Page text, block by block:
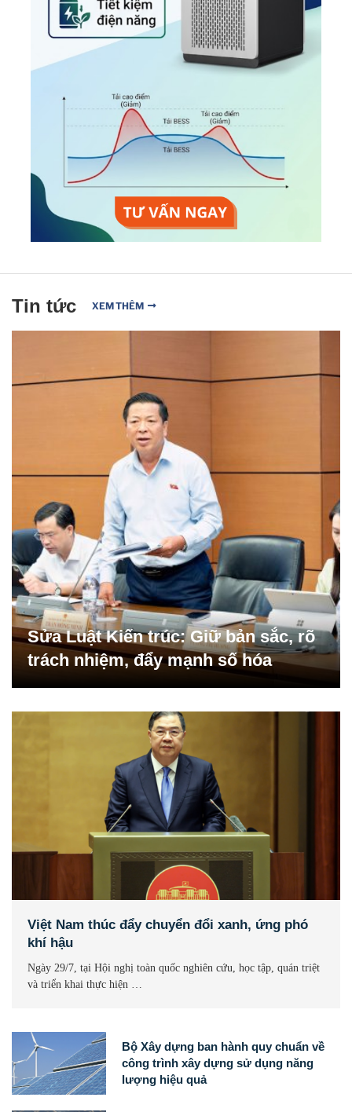
Tin tức XEM THÊM
Sửa Luật Kiến trúc: Giữ bản sắc, rõ
trách nhiệm, đẩy mạnh số hóa
Việt Nam thúc đẩy chuyển đổi xanh, ứng phó
khí hậu
Ngày 29/7, tại Hội nghị toàn quốc nghiên cứu, học tập, quán triệt
và triển khai thực hiện …
Bộ Xây dựng ban hành quy chuẩn về
công trình xây dựng sử dụng năng
lượng hiệu quả